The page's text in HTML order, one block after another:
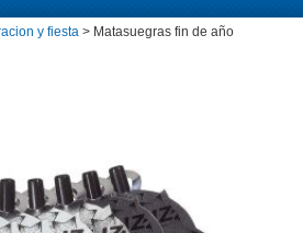
y fiesta > Matasuegras fin de año